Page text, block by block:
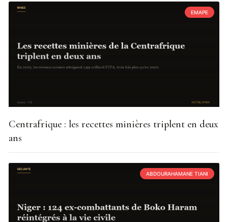
EMAPE
Centrafrique : les recettes minières triplent en deux
ans
ABDOURAHAMANE TIANI